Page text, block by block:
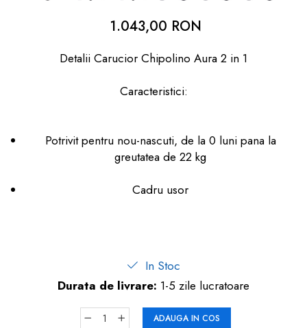
Igiena copii
1.043,00 RON
Detalii Carucior Chipolino Aura 2 in 1
Caracteristici:
Potrivit pentru nou-nascuti, de la 0 luni pana la
greutatea de 22 kg
Cadru usor
In Stoc
Durata de livrare: 1-5 zile lucratoare
ADAUGA IN COS